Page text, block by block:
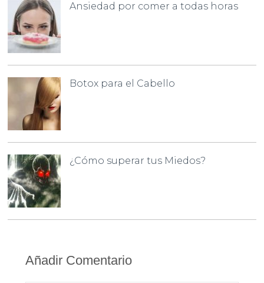
Ansiedad por comer a todas horas
Botox para el Cabello
¿Cómo superar tus Miedos?
Añadir Comentario